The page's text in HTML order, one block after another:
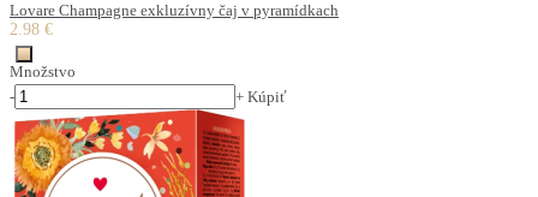
Lovare Champagne exkluzívny čaj v pyramídkach
2.98 €
Množstvo
-
+ Kúpiť